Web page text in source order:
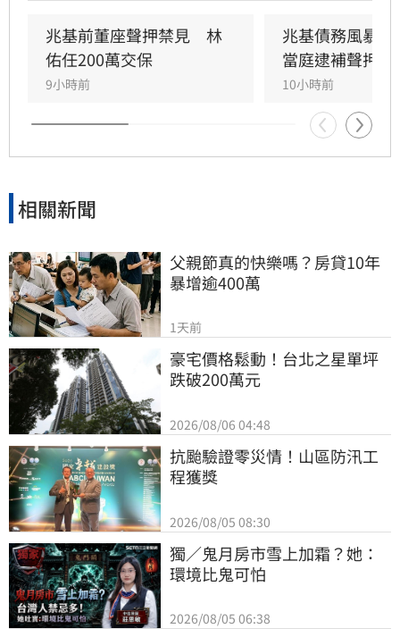
兆基前董座聲押禁見　林
佑任200萬交保
9小時前
兆基債務風暴
當庭逮補聲押禁
10小時前
相關新聞
父親節真的快樂嗎？房貸10年
暴增逾400萬
1天前
豪宅價格鬆動！台北之星單坪
跌破200萬元
2026/08/06 04:48
抗颱驗證零災情！山區防汛工
程獲獎
2026/08/05 08:30
獨／鬼月房市雪上加霜？她：
環境比鬼可怕
2026/08/05 06:38